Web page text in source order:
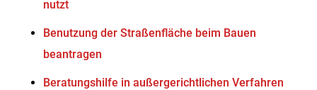
nutzt
Benutzung der Straßenfläche beim Bauen
beantragen
Beratungshilfe in außergerichtlichen Verfahren